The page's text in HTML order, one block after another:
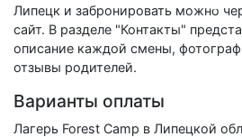
Липецк и забронировать можно
сайт. В разделе "Контакты"
описание каждой смены,
отзывы родителей.
Варианты оплаты
Лагерь Forest Camp в Липецкой